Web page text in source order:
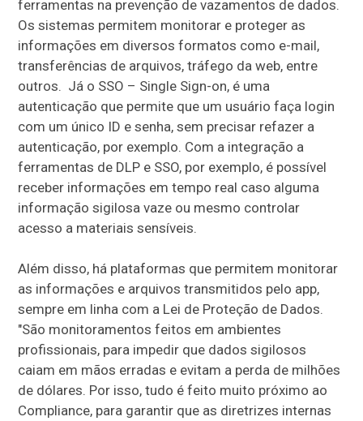
ferramentas na prevenção de vazamentos de dados.
Os sistemas permitem monitorar e proteger as
informações em diversos formatos como e-mail,
transferências de arquivos, tráfego da web, entre
outros. Já o SSO – Single Sign-on, é uma
autenticação que permite que um usuário faça login
com um único ID e senha, sem precisar refazer a
autenticação, por exemplo. Com a integração a
ferramentas de DLP e SSO, por exemplo, é possível
receber informações em tempo real caso alguma
informação sigilosa vaze ou mesmo controlar
acesso a materiais sensíveis.
Além disso, há plataformas que permitem monitorar
as informações e arquivos transmitidos pelo app,
sempre em linha com a Lei de Proteção de Dados.
"São monitoramentos feitos em ambientes
profissionais, para impedir que dados sigilosos
caiam em mãos erradas e evitam a perda de milhões
de dólares. Por isso, tudo é feito muito próximo ao
Compliance, para garantir que as diretrizes internas